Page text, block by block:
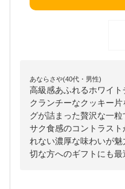
あならさや(40代・男性)
高級感あふれるホワイト
クランチーなクッキー
グが詰まった贅沢な一
サク食感のコントラス
れない濃厚な味わいが
切な方へのギフトにも最